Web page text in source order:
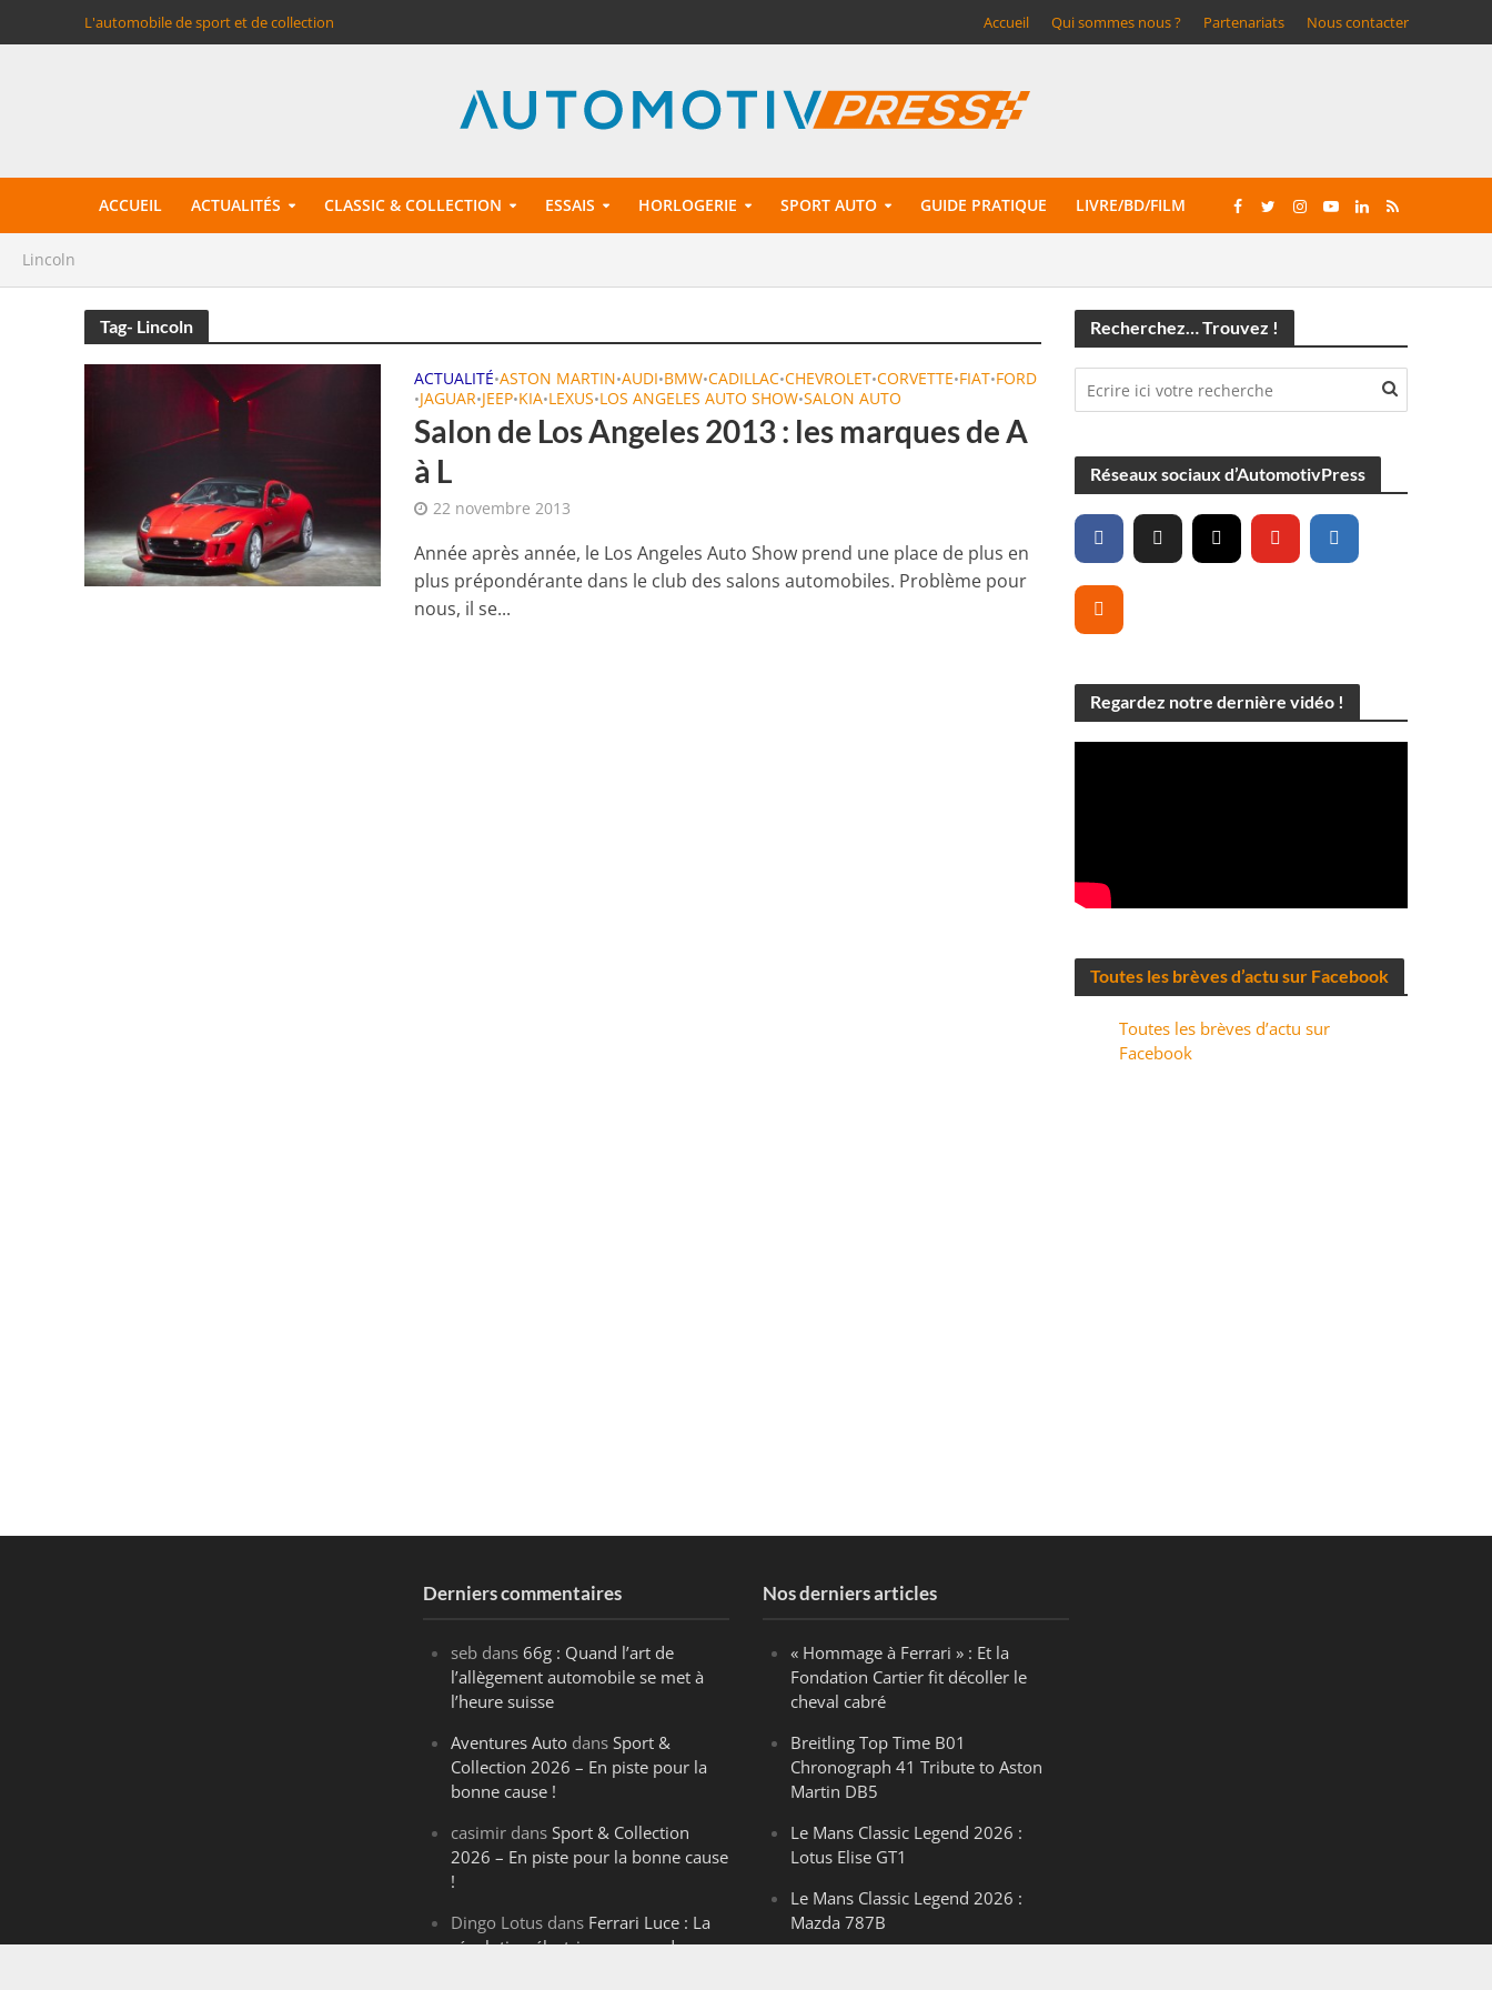
L'automobile de sport et de collection Accueil Qui sommes nous ? Partenariats Nous contacter
ACCUEIL ACTUALITÉS CLASSIC & COLLECTION ESSAIS HORLOGERIE SPORT AUTO GUIDE PRATIQUE LIVRE/BD/FILM
Lincoln
Tag- Lincoln
ACTUALITÉ•ASTON MARTIN•AUDI•BMW•CADILLAC•CHEVROLET•CORVETTE•FIAT•FORD
•JAGUAR•JEEP•KIA•LEXUS•LOS ANGELES AUTO SHOW•SALON AUTO
Salon de Los Angeles 2013 : les marques de A
à L
22 novembre 2013
Année après année, le Los Angeles Auto Show prend une place de plus en
plus prépondérante dans le club des salons automobiles. Problème pour
nous, il se...
Recherchez… Trouvez !
Réseaux sociaux d’AutomotivPress
Regardez notre dernière vidéo !
Toutes les brèves d’actu sur Facebook
Toutes les brèves d’actu sur
Facebook
Derniers commentaires
seb dans66g : Quand l’art de
l’allègement automobile se met à
l’heure suisse
Aventures Auto dansSport &
Collection 2026 – En piste pour la
bonne cause !
casimir dansSport & Collection
2026 – En piste pour la bonne cause
!
Dingo Lotus dans Ferrari Luce : La
révolution électrique venue de
Nos derniers articles
« Hommage à Ferrari » : Et la
Fondation Cartier fit décoller le
cheval cabré
Breitling Top Time B01
Chronograph 41 Tribute to Aston
Martin DB5
Le Mans Classic Legend 2026 :
Lotus Elise GT1
Le Mans Classic Legend 2026 :
Mazda 787B